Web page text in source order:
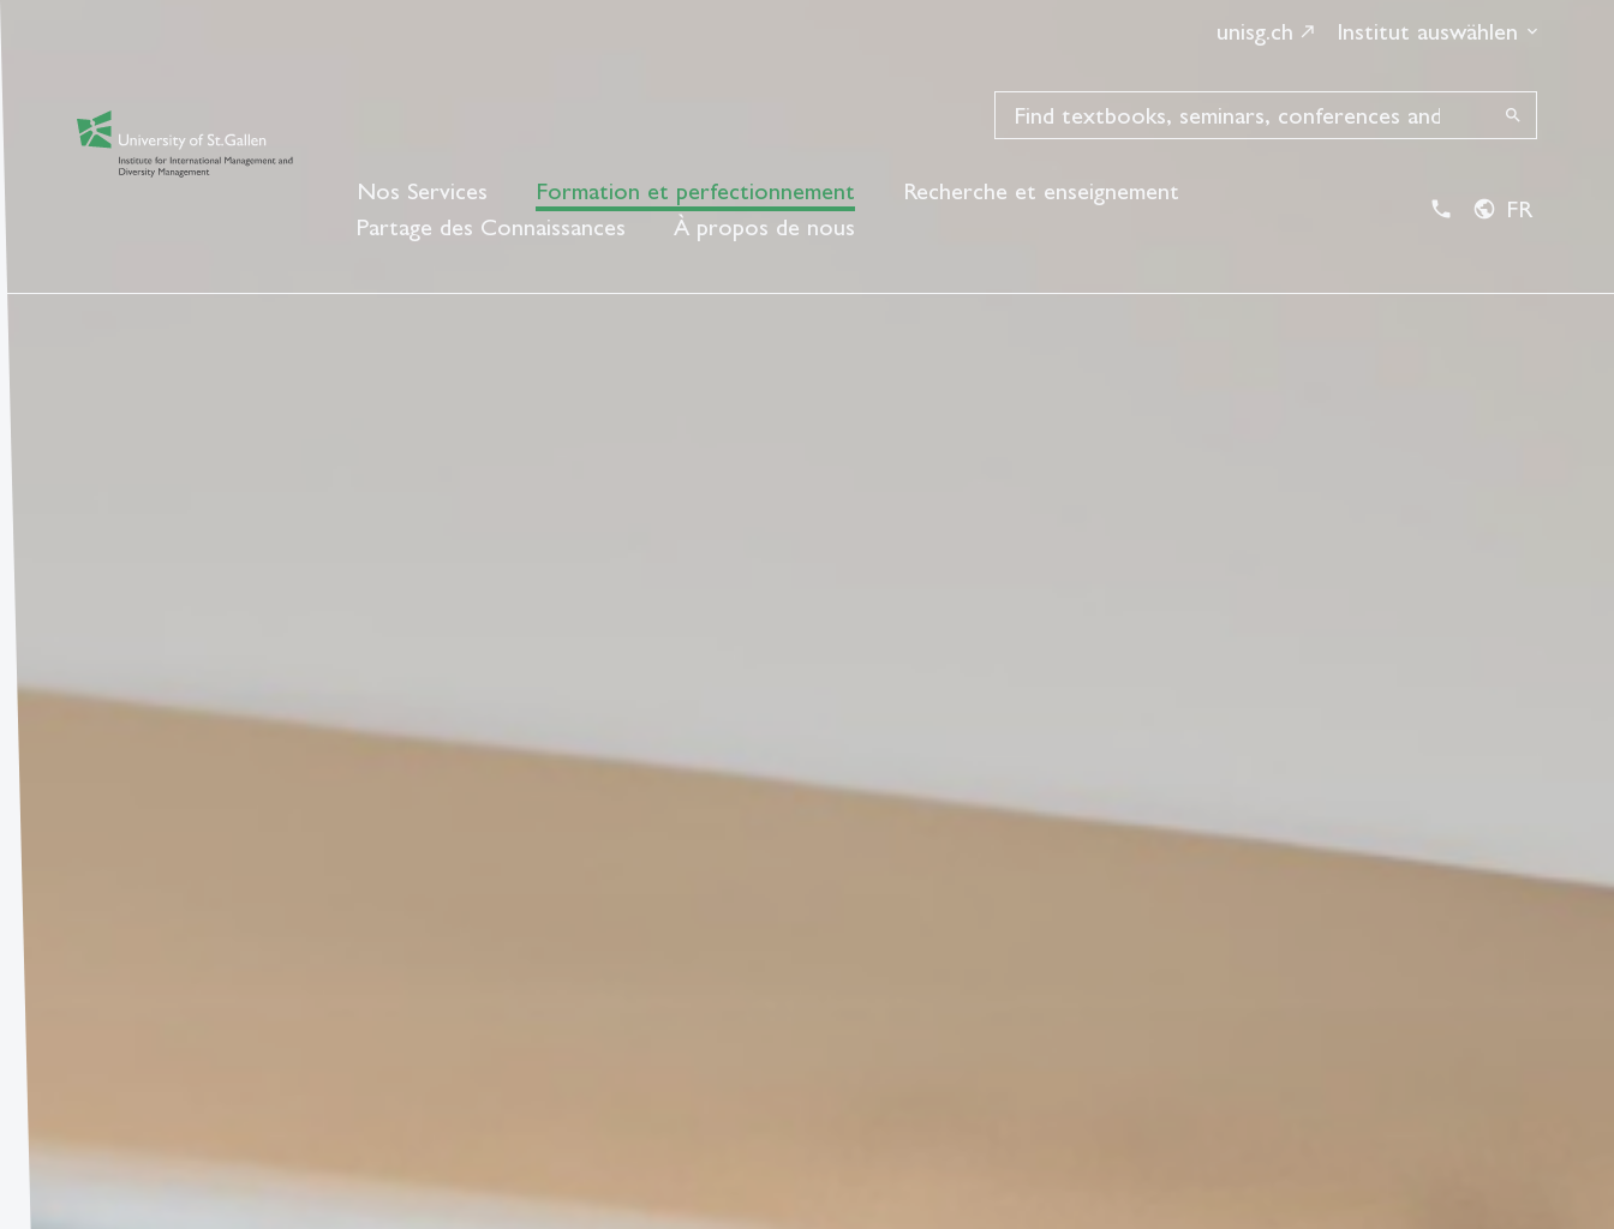
unisg.ch Institut auswählen
search
Nos Services Formation et perfectionnement
Recherche et enseignement
Partage des Connaissances
À propos de nous
FR